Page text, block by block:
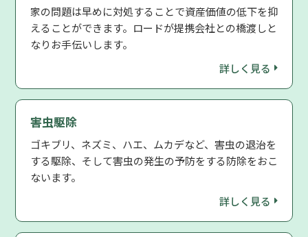
家の問題は早めに対処することで資産価値の低下を抑
えることができます。ロードが提携会社との橋渡しと
なりお手伝いします。
詳しく見る
害虫駆除
ゴキブリ、ネズミ、ハエ、ムカデなど、害虫の退治を
する駆除、そして害虫の発生の予防をする防除をおこ
ないます。
詳しく見る